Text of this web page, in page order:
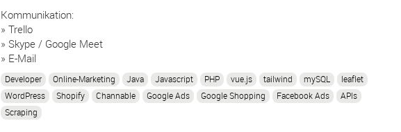
Kommunikation:
» Trello
» Skype / Google Meet
» E-Mail
Developer Online-Marketing Java Javascript PHP vue.js tailwind mySQL
leaflet
WordPress
Shopify Channable Google Ads Google Shopping Facebook Ads
APIs
Scraping